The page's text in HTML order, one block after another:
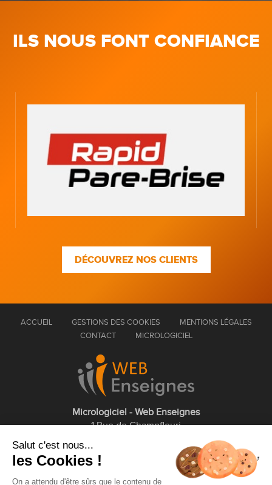
ILS NOUS FONT CONFIANCE
DÉCOUVREZ NOS CLIENTS
ACCUEIL GESTIONS DES COOKIES
MENTIONS LÉGALES
CONTACT
MICROLOGICIEL
Micrologiciel - Web Enseignes
1 Rue de Champfleuri
01 75 43 63 60
Salut c'est nous...
les Cookies !
On a attendu d'être sûrs que le contenu de